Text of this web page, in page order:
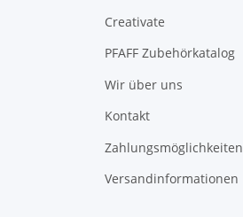
Creativate
PFAFF Zubehörkatalog
Wir über uns
Kontakt
Zahlungsmöglichkeiten
Versandinformationen